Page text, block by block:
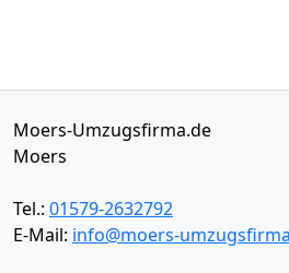
Moers-Umzugsfirma.de
Moers
Tel.: 01579-2632792
E-Mail: info@moers-